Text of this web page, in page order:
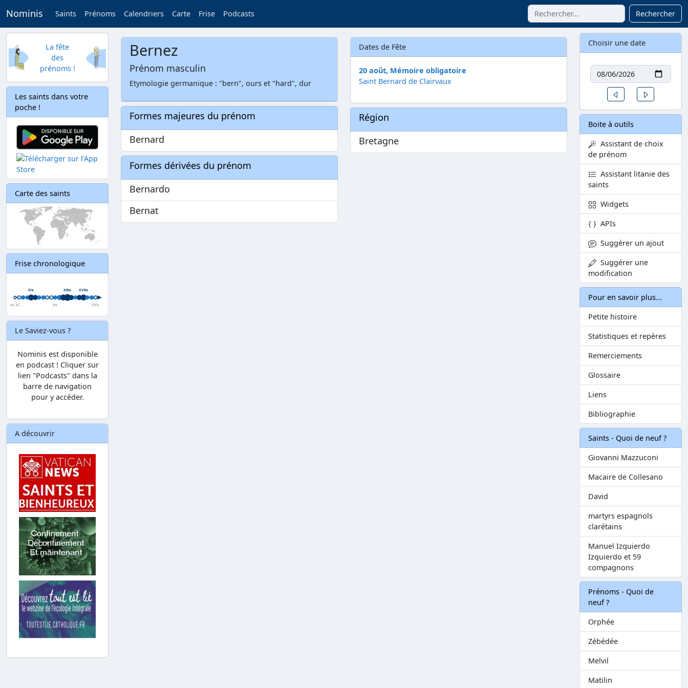
Nominis Saints Prénoms Calendriers Carte Frise Podcasts Rechercher
La fête
des
prénoms !
Les saints dans votre
poche !
Carte des saints
Frise chronologique
Le Saviez-vous ?
Nominis est disponible
en podcast ! Cliquer sur
lien "Podcasts" dans la
barre de navigation
pour y accéder.
A découvrir
Bernez
Prénom masculin
Etymologie germanique : "bern", ours et "hard", dur
Formes majeures du prénom
Bernard
Formes dérivées du prénom
Bernardo
Bernat
Dates de Fête
20 août, Mémoire obligatoire
Saint Bernard de Clairvaux
Région
Bretagne
Choisir une date
Date
Un jour avant
Boite à outils
Assistant de choix
de prénom
Assistant litanie des
saints
Widgets
APIs
Suggérer un ajout
Suggérer une
modification
Pour en savoir plus...
Petite histoire
Statistiques et repères
Remerciements
Glossaire
Liens
Bibliographie
Saints - Quoi de neuf ?
Giovanni Mazzuconi
Macaire de Collesano
David
martyrs espagnols
clarétains
Manuel Izquierdo
Izquierdo et 59
compagnons
Prénoms - Quoi de
neuf ?
Orphée
Zébédée
Melvil
Matilin